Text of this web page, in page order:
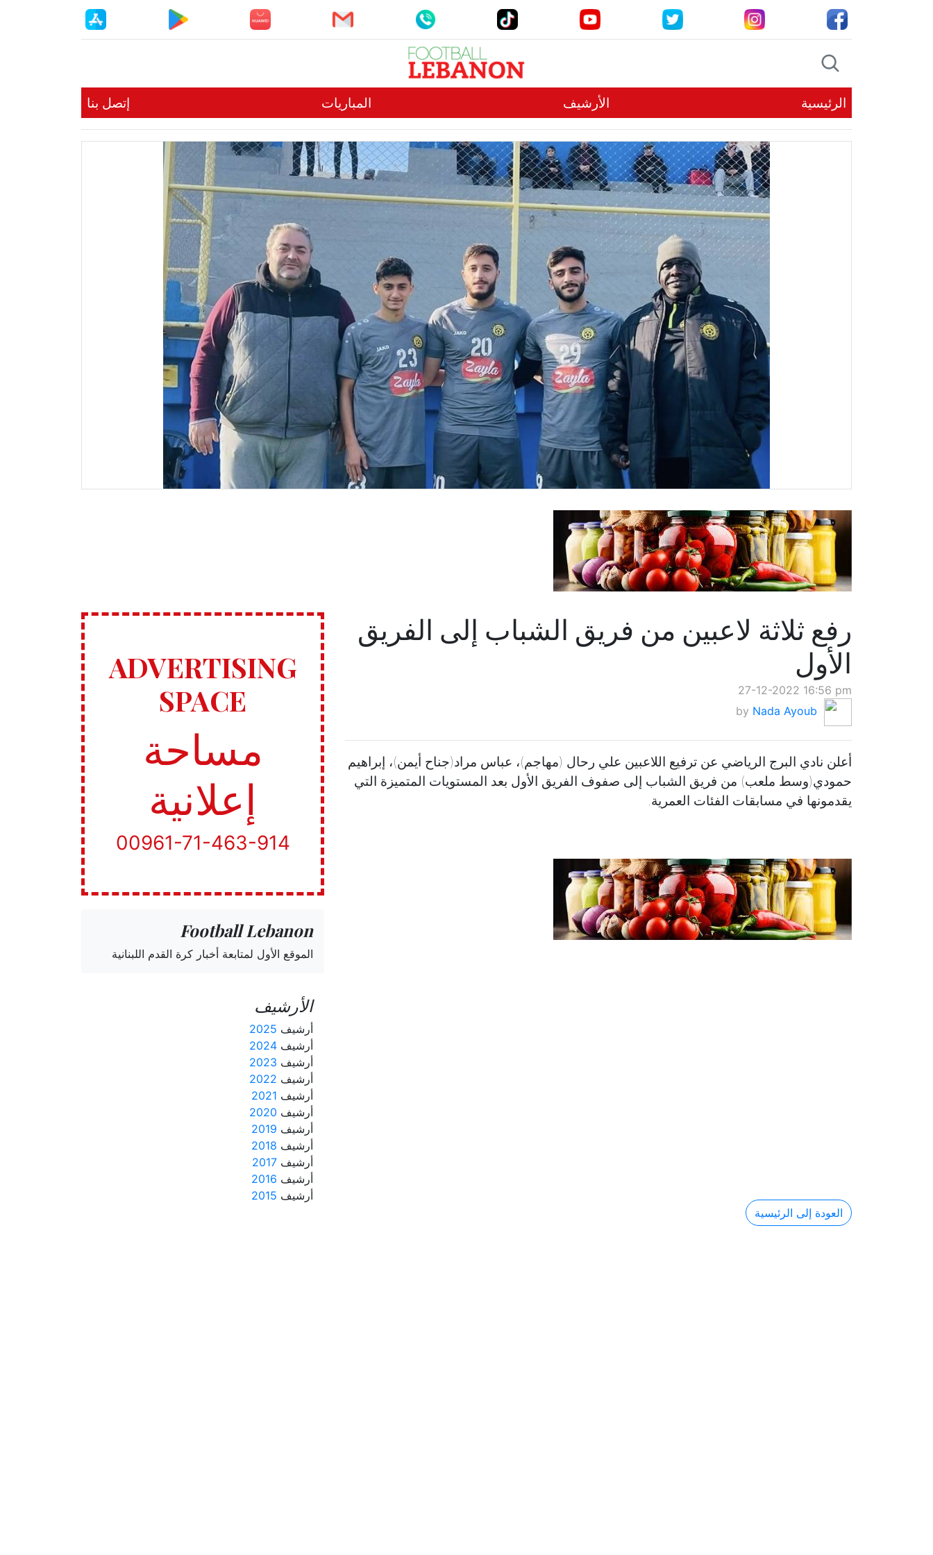
الرئيسية الأرشيف المباريات إتصل بنا
رفع ثلاثة لاعبين من فريق الشباب إلى الفريق
الأول
27-12-2022 16:56 pm
by Nada Ayoub
أعلن نادي البرج الرياضي عن ترفيع اللاعبين علي رحال (مهاجم)، عباس مراد(جناح أيمن)، إبراهيم
حمودي(وسط ملعب) من فريق الشباب إلى صفوف الفريق الأول بعد المستويات المتميزة التي
يقدمونها في مسابقات الفئات العمرية.
العودة إلى الرئيسية
ADVERTISING
SPACE
مساحة
إعلانية
00961-71-463-914
Football Lebanon
الموقع الأول لمتابعة أخبار كرة القدم اللبنانية
الأرشيف
أرشيف 2025
أرشيف 2024
أرشيف 2023
أرشيف 2022
أرشيف 2021
أرشيف 2020
أرشيف 2019
أرشيف 2018
أرشيف 2017
أرشيف 2016
أرشيف 2015